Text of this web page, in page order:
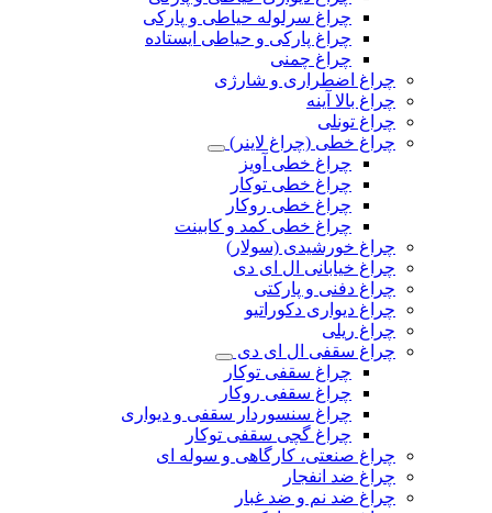
چراغ سرلوله حیاطی و پارکی
چراغ پارکی و حیاطی ایستاده
چراغ چمنی
چراغ اضطراری و شارژی
چراغ بالا آینه
چراغ تونلی
چراغ خطی (چراغ لاینر)
چراغ خطی آویز
چراغ خطی توکار
چراغ خطی روکار
چراغ خطی کمد و کابینت
چراغ خورشیدی (سولار)
چراغ خیابانی ال ای دی
چراغ دفنی و پارکتی
چراغ دیواری دکوراتیو
چراغ ریلی
چراغ سقفی ال ای دی
چراغ سقفی توکار
چراغ سقفی روکار
چراغ سنسوردار سقفی و دیواری
چراغ گچی سقفی توکار
چراغ صنعتی، کارگاهی و سوله ای
چراغ ضد انفجار
چراغ ضد نم و ضد غبار